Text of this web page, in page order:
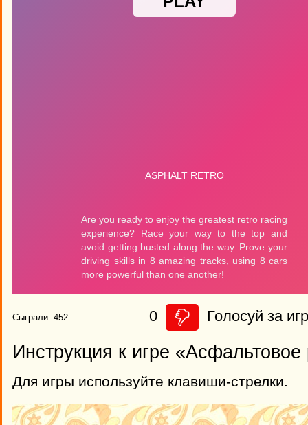
Сыграли: 452 0 Голосуй за
Инструкция к игре «Асфальтовое
Для игры используйте клавиши-стрелки.